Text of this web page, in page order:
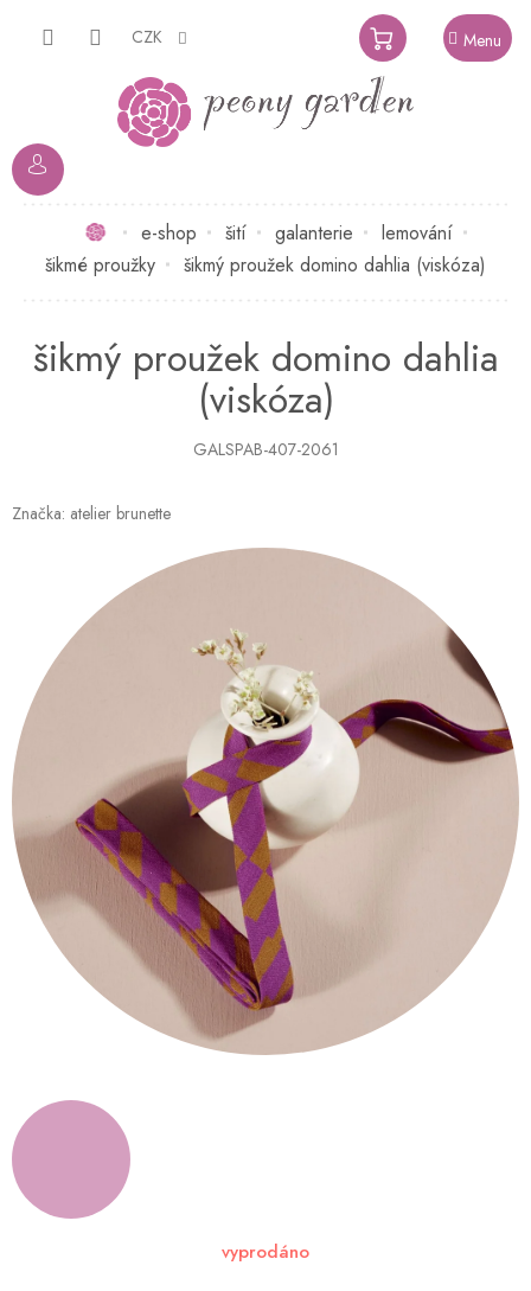
CZK
NÁKUPNÍ
KOŠÍK
Domůe-shop šití galanterie
lemování
šikmé proužky
šikmý proužek domino dahlia (viskóza)
šikmý proužek domino dahlia
(viskóza)
GALSPAB-407-2061
Značka: atelier brunette
vyprodáno